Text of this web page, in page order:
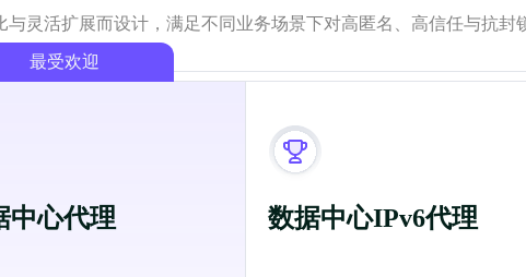
与灵活扩展而设计，满足不同业务场景下对高匿名、高信任与抗封
最受欢迎
中心代理 数据中心IPv6代理